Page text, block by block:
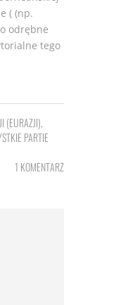
( (np.
odrębne
tego
(EURAZJI),
PARTIE
1 KOMENTARZ